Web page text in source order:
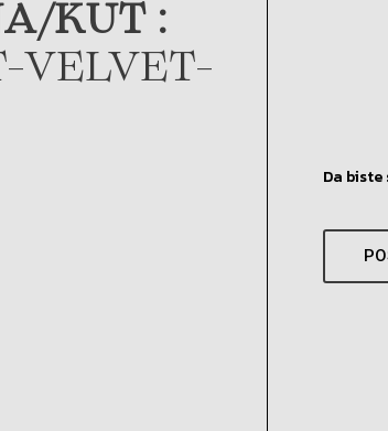
KUT :
VELVET-
Da